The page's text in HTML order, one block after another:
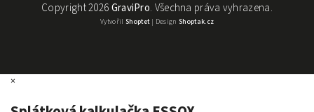
Copyright 2026GraviPro. Všechna práva vyhrazena.
Vytvořil Shoptet| Design Shoptak.cz
×